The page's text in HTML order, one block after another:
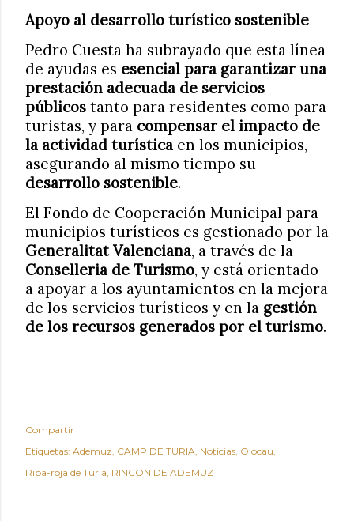
Apoyo al desarrollo turístico sostenible
Pedro Cuesta ha subrayado que esta línea
de ayudas es esencial para garantizar una
prestación adecuada de servicios
públicos tanto para residentes como para
turistas, y para compensar el impacto de
la actividad turística en los municipios,
asegurando al mismo tiempo su
desarrollo sostenible.
El Fondo de Cooperación Municipal para
municipios turísticos es gestionado por la
Generalitat Valenciana, a través de la
Conselleria de Turismo, y está orientado
a apoyar a los ayuntamientos en la mejora
de los servicios turísticos y en la gestión
de los recursos generados por el turismo.
Compartir
Etiquetas: Ademuz CAMP DE TURIA Noticias Olocau
Riba-roja de Túria RINCON DE ADEMUZ